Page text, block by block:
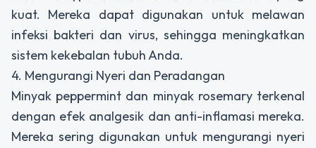
kuat. Mereka dapat digunakan untuk melawan
infeksi bakteri dan virus, sehingga meningkatkan
sistem kekebalan tubuh Anda.
4. Mengurangi Nyeri dan Peradangan
Minyak peppermint dan minyak rosemary terkenal
dengan efek analgesik dan anti-inflamasi mereka.
Mereka sering digunakan untuk mengurangi nyeri